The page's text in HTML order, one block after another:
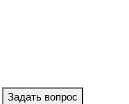
Задать вопрос